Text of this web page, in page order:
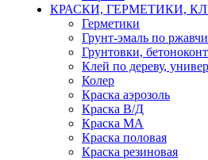
КРАСКИ, ГЕРМЕТИКИ,
Герметики
Грунт-эмаль по
Грунтовки,
Клей по дереву,
Колер
Краска аэрозоль
Краска В/Д
Краска МА
Краска половая
Краска резиновая